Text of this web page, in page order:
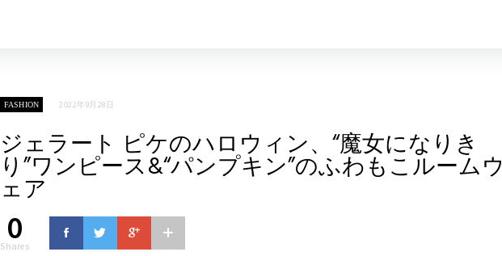
FASHION 2022年9月28日
ジェラート ピケのハロウィン、“魔女になりき
り”ワンピース&“パンプキン”のふわもこルームウ
ェア
0
Shares